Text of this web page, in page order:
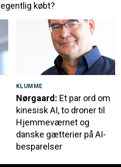
købt?
KLUMME
Nørgaard: Et par ord om
kinesisk AI, to droner til
Hjemmeværnet og
danske gætterier på AI-
besparelser